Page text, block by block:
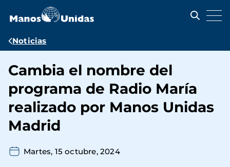
contenido
Ruta
navegación
Noticias
Cambia el nombre del
programa de Radio María
realizado por Manos Unidas
Madrid
Martes, 15 octubre, 2024